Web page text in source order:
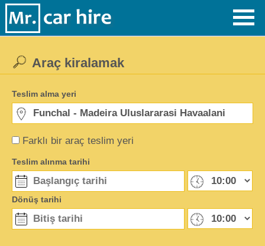
Farklı bir araç teslim yeri
Araç kiralamak
Teslim alma yeri
Teslim alınma tarihi
Dönüş tarihi